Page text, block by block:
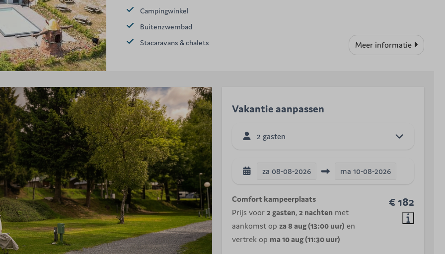
Campingwinkel
Buitenzwembad
Stacaravans & chalets
Meer informatie
Vakantie aanpassen
2 gasten
za 08-08-2026 ma 10-08-2026
€ 182
Comfort kampeerplaats
Prijs voor2 gasten,2 nachten met
aankomst opza 8 aug (13:00 uur) en
vertrek op ma 10 aug (11:30 uur)